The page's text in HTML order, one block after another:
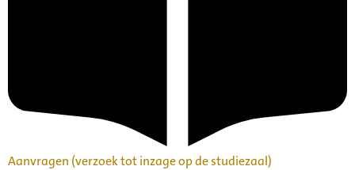
Aanvragen (verzoek tot inzage op de studiezaal)